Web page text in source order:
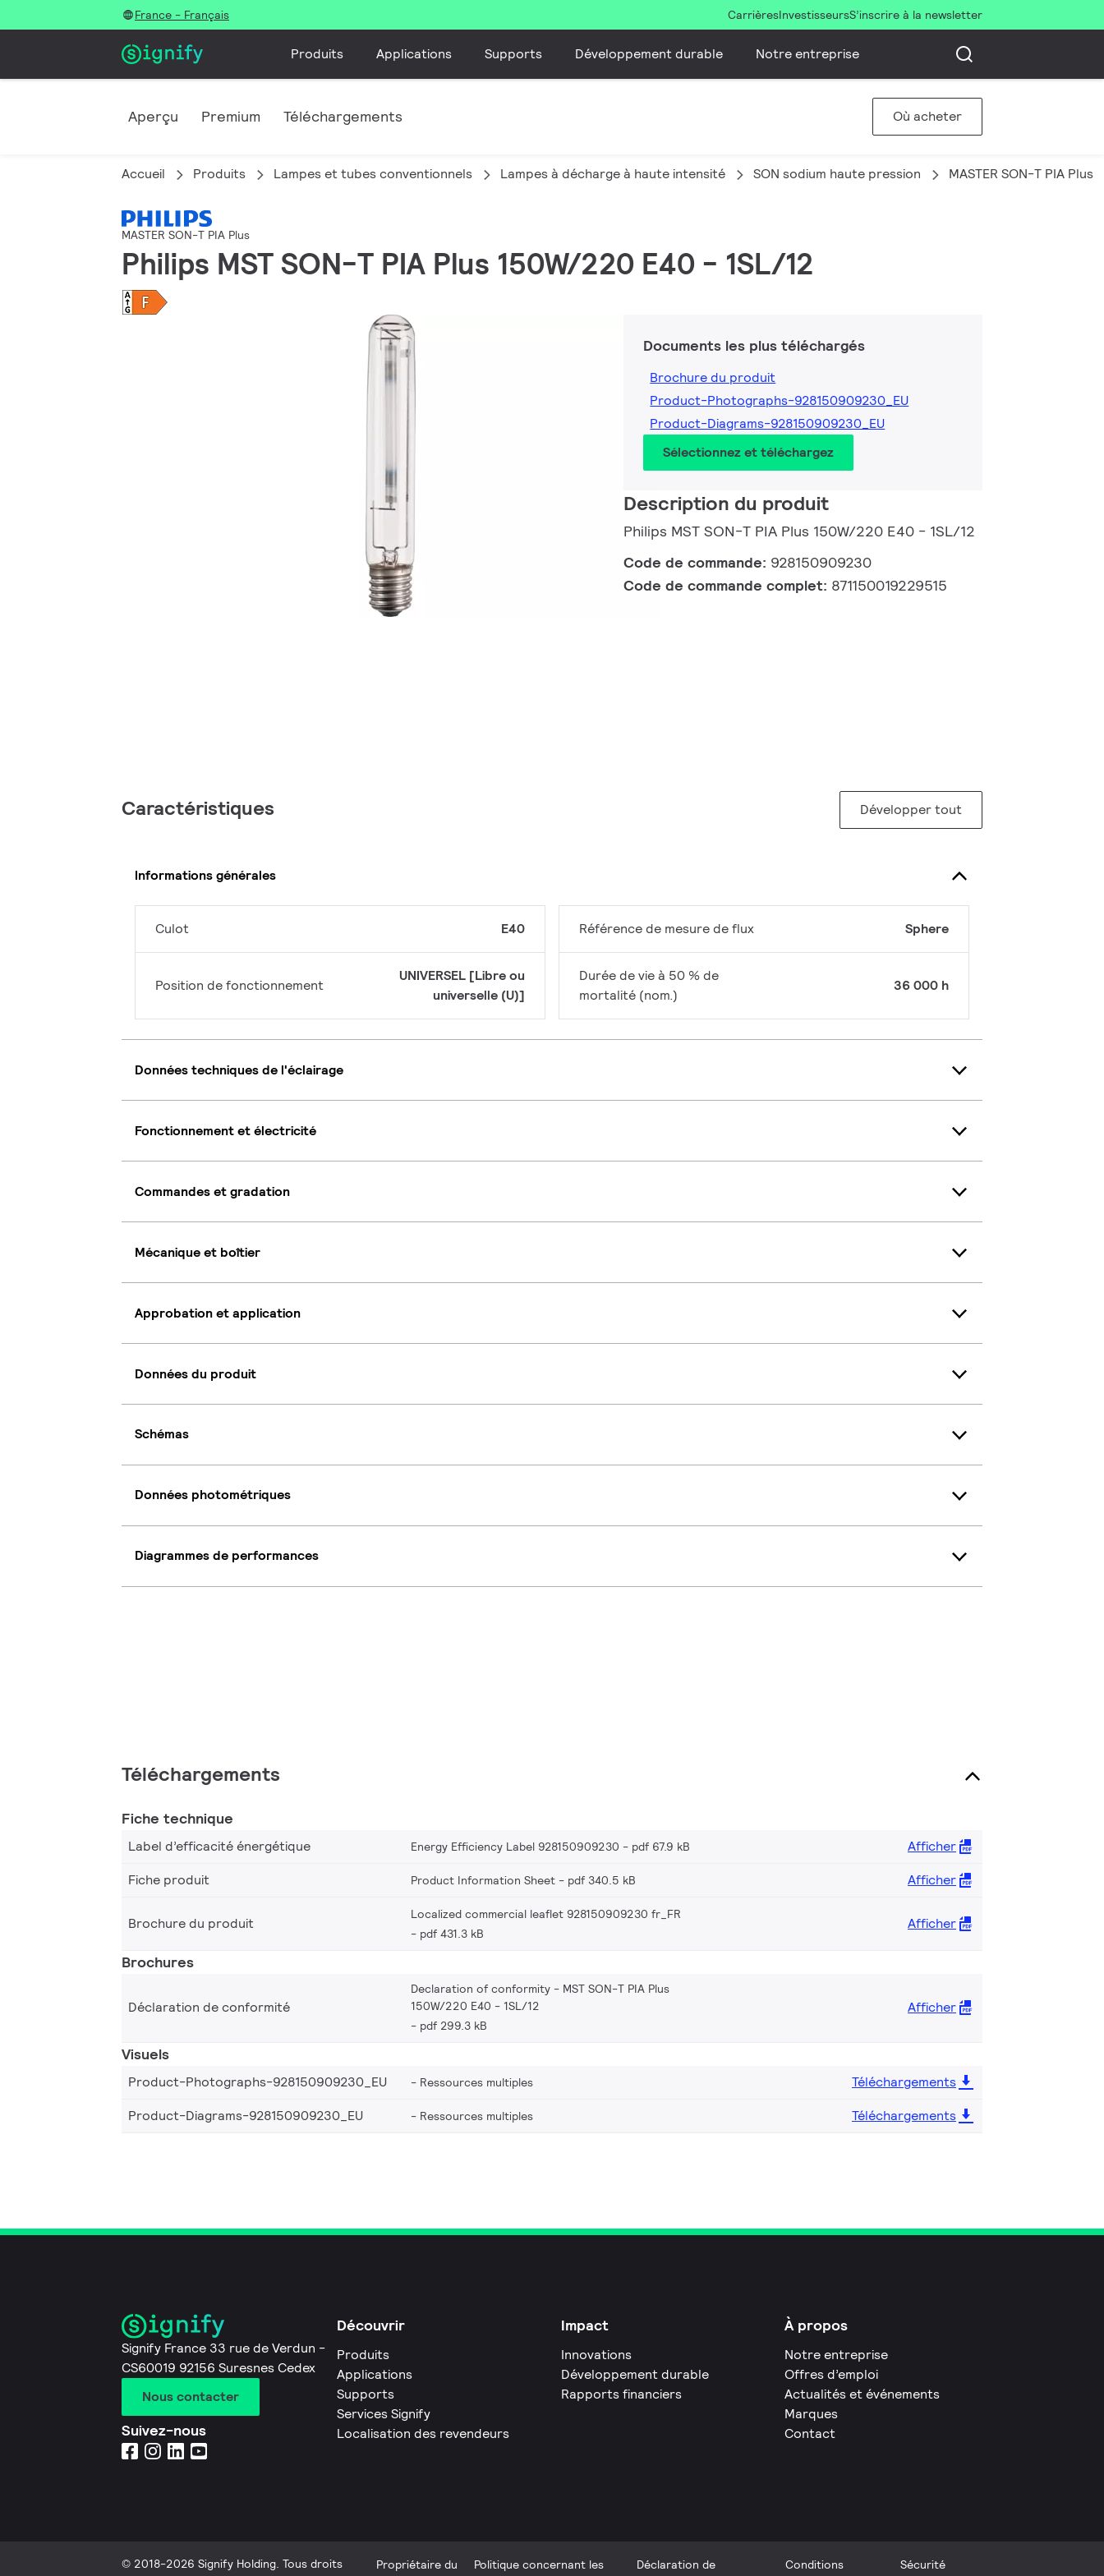
France - Français CarrièresInvestisseursS’inscrire à la newsletter
Produits Applications Supports Développement durable Notre entreprise
Aperçu Premium Téléchargements Où acheter
Accueil Produits Lampes et tubes conventionnels Lampes à décharge à haute intensité SON sodium haute pression MASTER SON-T PIA Plus
MASTER SON-T PIA Plus
Philips MST SON-T PIA Plus 150W/220 E40 - 1SL/12
Documents les plus téléchargés
Brochure du produit
Product-Photographs-928150909230_EU
Product-Diagrams-928150909230_EU
Sélectionnez et téléchargez
Description du produit
Philips MST SON-T PIA Plus 150W/220 E40 - 1SL/12
Code de commande: 928150909230
Code de commande complet: 871150019229515
Caractéristiques Développer tout
Informations générales
Culot E40
Position de fonctionnement
UNIVERSEL [Libre ou
universelle (U)]
Référence de mesure de flux Sphere
Durée de vie à 50 % de
mortalité (nom.)
36 000 h
Données techniques de l'éclairage
Fonctionnement et électricité
Commandes et gradation
Mécanique et boîtier
Approbation et application
Données du produit
Schémas
Données photométriques
Diagrammes de performances
Téléchargements
Fiche technique
Label d’efficacité énergétique Energy Efficiency Label 928150909230 pdf 67.9 kB
Afficher
Fiche produit
Product Information Sheet pdf 340.5 kB Afficher
Brochure du produit
Localized commercial leaflet 928150909230 fr_FR
pdf 431.3 kB
Afficher
Brochures
Déclaration de conformité
Declaration of conformity - MST SON-T PIA Plus
150W/220 E40 - 1SL/12
pdf 299.3 kB
Afficher
Visuels
Product-Photographs-928150909230_EU Ressources multiples
Téléchargements
Product-Diagrams-928150909230_EU
Ressources multiples Téléchargements
Signify France 33 rue de Verdun -
CS60019 92156 Suresnes Cedex
Nous contacter
Suivez-nous
Découvrir
Produits
Applications
Supports
Services Signify
Localisation des revendeurs
Impact
Innovations
Développement durable
Rapports financiers
À propos
Notre entreprise
Offres d’emploi
Actualités et événements
Marques
Contact
© 2018-2026 Signify Holding. Tous droits
Propriétaire du
Politique concernant les
Déclaration de
Conditions
Sécurité